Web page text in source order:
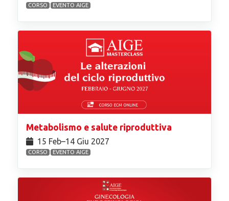
CORSO EVENTO AIGE
Metabolismo e salute riproduttiva
15 Feb⁠–14 Giu 2027
CORSO EVENTO AIGE